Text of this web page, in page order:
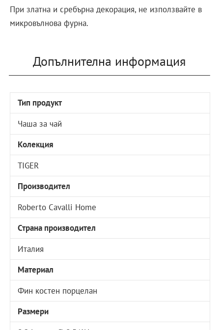
При златна и сребърна декорация, не използвайте в
микровълнова фурна.
Допълнителна информация
Тип продукт
Чаша за чай
Колекция
TIGER
Производител
Roberto Cavalli Home
Страна производител
Италия
Материал
Фин костен порцелан
Размери